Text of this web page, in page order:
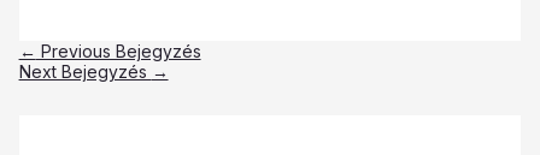
← Previous Bejegyzés
Next Bejegyzés →